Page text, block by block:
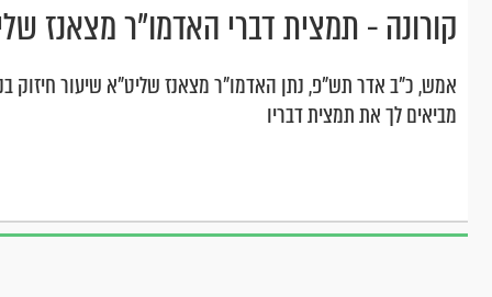
קורונה - תמצית דברי האדמו"ר מצאנז
אמש, כ"ב אדר תש"פ, נתן האדמו"ר מצאנז שליט"א שיעור חיזוק
מביאים לך את תמצית דבריו